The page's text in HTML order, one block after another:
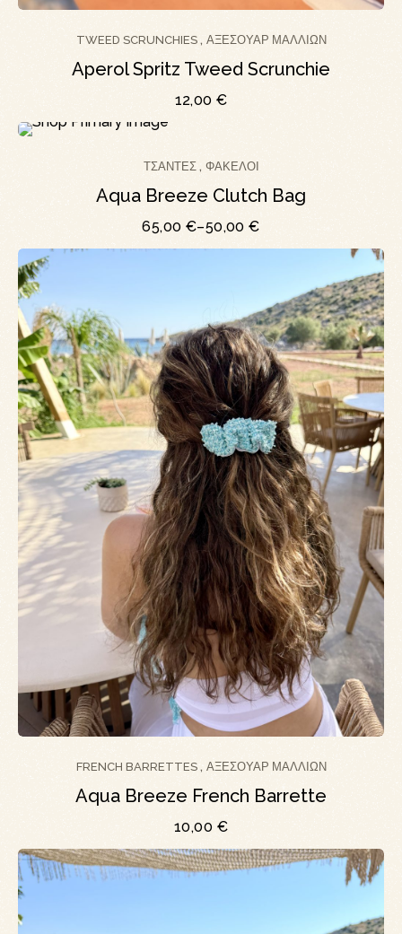
TWEED SCRUNCHIES, ΑΞΕΣΟΥΆΡ ΜΑΛΛΙΏΝ
Aperol Spritz Tweed Scrunchie
12,00 €
ΤΣΆΝΤΕΣ, ΦΆΚΕΛΟΙ
Aqua Breeze Clutch Bag
50,00€
–
65,00 €
FRENCH BARRETTES, ΑΞΕΣΟΥΆΡ ΜΑΛΛΙΏΝ
Aqua Breeze French Barrette
10,00 €